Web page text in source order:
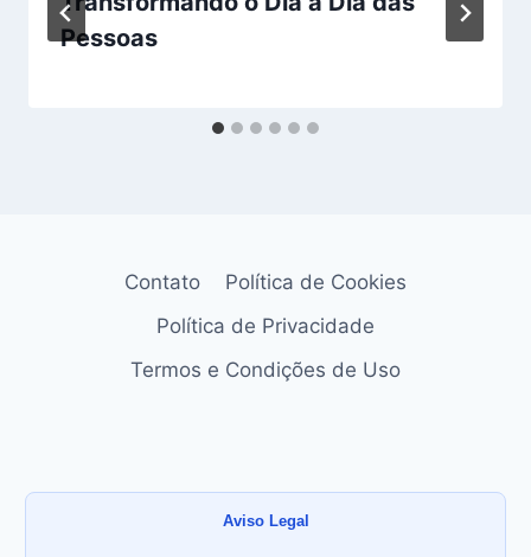
Pessoas
Contato
Política de Cookies
Política de Privacidade
Termos e Condições de Uso
Aviso Legal